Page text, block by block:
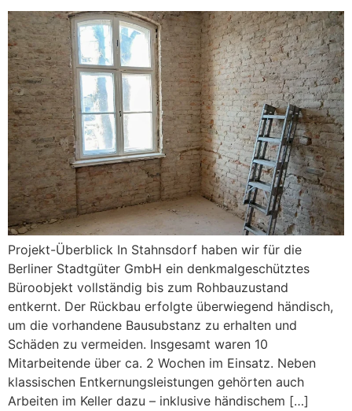
Projekt-Überblick In Stahnsdorf haben wir für die
Berliner Stadtgüter GmbH ein denkmalgeschütztes
Büroobjekt vollständig bis zum Rohbauzustand
entkernt. Der Rückbau erfolgte überwiegend händisch,
um die vorhandene Bausubstanz zu erhalten und
Schäden zu vermeiden. Insgesamt waren 10
Mitarbeitende über ca. 2 Wochen im Einsatz. Neben
klassischen Entkernungsleistungen gehörten auch
Arbeiten im Keller dazu – inklusive händischem […]